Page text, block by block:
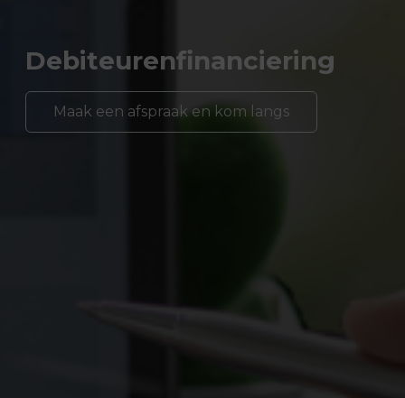
Debiteurenfinanciering
Maak een afspraak en kom langs